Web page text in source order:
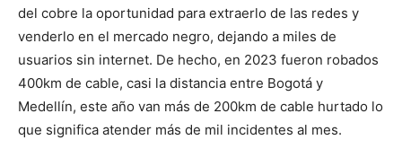
del cobre la oportunidad para extraerlo de las redes y
venderlo en el mercado negro, dejando a miles de
usuarios sin internet. De hecho, en 2023 fueron robados
400km de cable, casi la distancia entre Bogotá y
Medellín, este año van más de 200km de cable hurtado lo
que significa atender más de mil incidentes al mes.